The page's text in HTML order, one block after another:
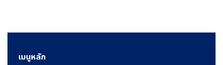
เมนูหลัก